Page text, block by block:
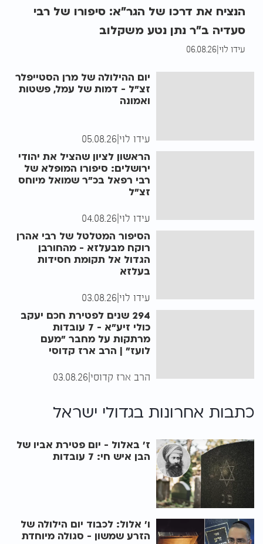
הנציח את דרכו של הגר"א: סיפורו של רבי
סעדיה ב"ר נתן נטע משקלוב
עידו לוי 06.08.26
יום ההילולה של מרן הסטייפלר
זצ"ל - דמות של עמל, פשטות
ואמונה
עידו לוי 05.08.26
הראשון לציון שהציל את יהודי
ירושלים: סיפורו המופלא של
רבי רפאל בכ"ר שמואל מיוחס
זצ"ל
עידו לוי 04.08.26
הסיפור המטלטל של רבי אהרן
רוקח מבעלזא - מהחורבן
הגדול אל תקומת חסידות
בעלזא
עידו לוי 03.08.26
294 שנים לפטירת חכם יעקב
כולי זיע"א - 7 עובדות
מרתקות על מחבר "מעם
לועז" | הרב ארז קדוסי
הרב ארז קדוסי 03.08.26
כתבות אחרונות בגדולי ישראל
ז’ באלול - יום פטירת אביו של
הבן איש חי: 7 עובדות
ו' אלול: לכבוד יום הילולה של
הזרע שמשון - סגולה מיוחדת